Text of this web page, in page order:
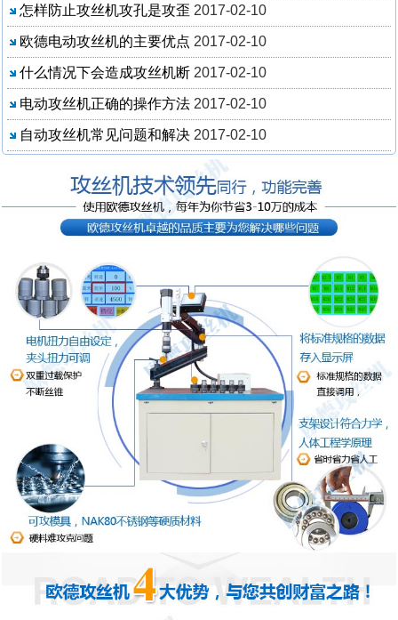
怎样防止攻丝机攻孔是攻歪 2017-02-10
欧德电动攻丝机的主要优点 2017-02-10
什么情况下会造成攻丝机断 2017-02-10
电动攻丝机正确的操作方法 2017-02-10
自动攻丝机常见问题和解决 2017-02-10